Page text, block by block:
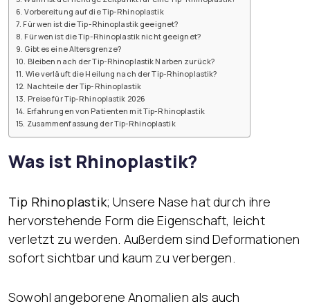
Vorbereitung auf die Tip-Rhinoplastik
Für wen ist die Tip-Rhinoplastik geeignet?
Für wen ist die Tip-Rhinoplastik nicht geeignet?
Gibt es eine Altersgrenze?
Bleiben nach der Tip-Rhinoplastik Narben zurück?
Wie verläuft die Heilung nach der Tip-Rhinoplastik?
Nachteile der Tip-Rhinoplastik
Preise für Tip-Rhinoplastik 2026
Erfahrungen von Patienten mit Tip-Rhinoplastik
Zusammenfassung der Tip-Rhinoplastik
Was ist Rhinoplastik?
Tip Rhinoplastik; Unsere Nase hat durch ihre
hervorstehende Form die Eigenschaft, leicht
verletzt zu werden. Außerdem sind Deformationen
sofort sichtbar und kaum zu verbergen.
Sowohl angeborene Anomalien als auch